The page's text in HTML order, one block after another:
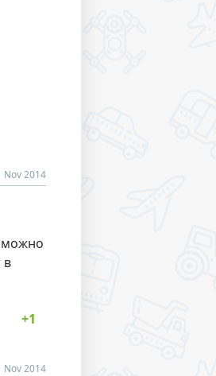
Nov 2014
можно
в
Nov 2014